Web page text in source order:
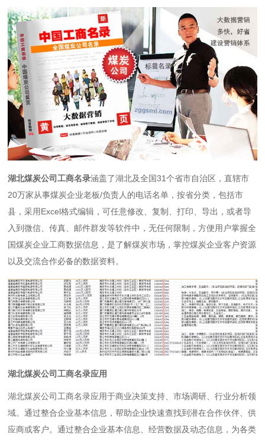
湖北煤炭公司工商名录涵盖了湖北及全国31个省市自治区，直辖市
20万家从事煤炭企业老板/负责人的电话名单，按省分类，包括市
县，采用Excel格式编辑，可任意修改、复制、打印、导出，或者导
入到微信、传真、邮件群发等软件中，无任何限制，方便用户掌握全
国煤炭企业工商数据信息，是了解煤炭市场，掌控煤炭企业客户资源
以及交流合作必备的数据资料。
湖北煤炭公司工商名录应用
湖北煤炭公司工商名录应用于商业决策支持、市场调研、行业分析领
域。通过整合企业基本信息，帮助企业快速查找到潜在合作伙伴、供
应商或客户。通过整合企业基本信息、经营数据及动态信息，为各类